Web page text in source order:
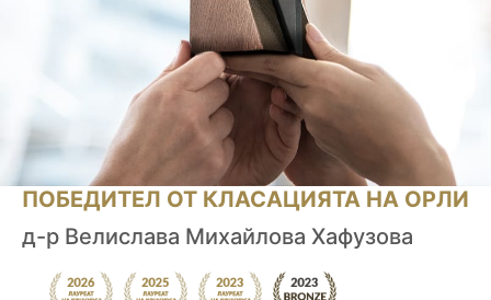
ПОБЕДИТЕЛ ОТ КЛАСАЦИЯТА НА ОРЛИ
д-р Велислава Михайлова Хафузова